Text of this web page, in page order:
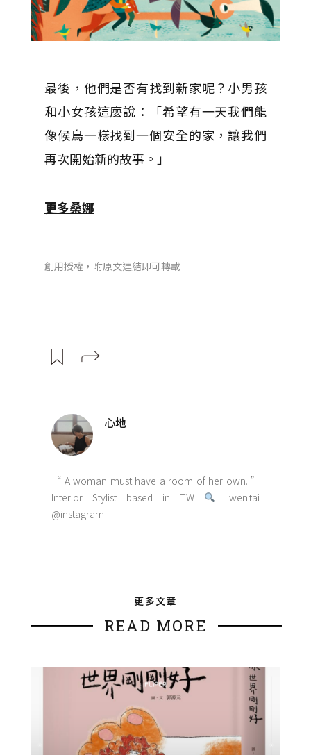
最後，他們是否有找到新家呢？小男孩
和小女孩這麼說：「希望有一天我們能
像候鳥一樣找到一個安全的家，讓我們
再次開始新的故事。」
更多桑娜
創用授權，附原文連結即可轉載
心地
“ A woman must have a room of her own. ”
Interior Stylist based in TW
liwen.tai
@instagram
更多文章
READ MORE